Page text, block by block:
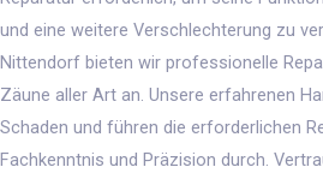
und eine weitere Verschlechterung zu
Nittendorf bieten wir professionelle
Zäune aller Art an. Unsere erfahrenen
Schaden und führen die erforderlichen
Fachkenntnis und Präzision durch.